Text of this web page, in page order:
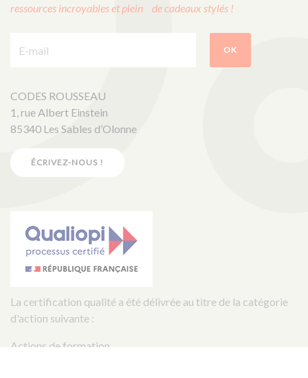
ressources incroyables et plein de cadeaux stylés !
OK
CODES ROUSSEAU
1, rue Albert Einstein
85340 Les Sables d’Olonne
ÉCRIVEZ-NOUS !
La certification qualité a été délivrée au titre de la catégorie
d'action suivante :
Actions de formation